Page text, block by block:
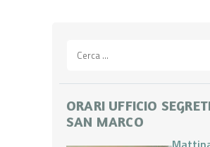
per:
ORARI UFFICIO
SAN MARCO